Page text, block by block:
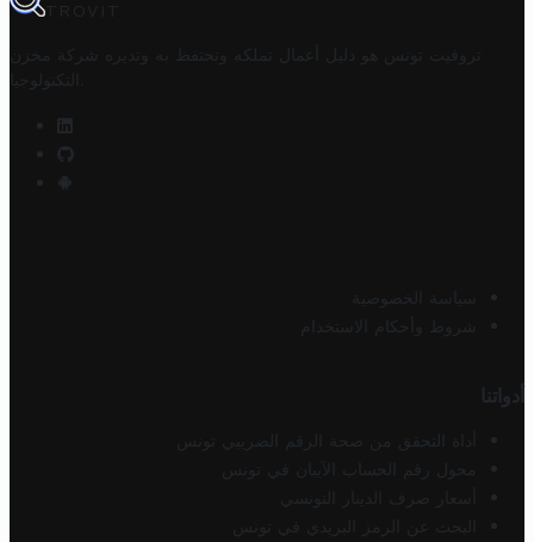
TROVIT
تروفيت تونس هو دليل أعمال تملكه وتحتفظ به وتديره
شركة مخزن
التكنولوجيا
سياسة الخصوصية
شروط وأحكام الاستخدام
أدواتنا
أداة التحقق من صحة الرقم الضريبي تونس
محول رقم الحساب الآيبان في تونس
أسعار صرف الدينار التونسي
البحث عن الرمز البريدي في تونس